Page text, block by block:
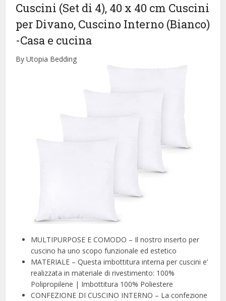
Cuscini (Set di 4), 40 x 40 cm Cuscini
per Divano, Cuscino Interno (Bianco)
-Casa e cucina
By Utopia Bedding
MULTIPURPOSE E COMODO – Il nostro inserto per
cuscino ha uno scopo funzionale ed estetico
MATERIALE – Questa imbottitura interna per cuscini e’
realizzata in materiale di rivestimento: 100%
Polipropilene | Imbottitura 100% Poliestere
CONFEZIONE DI CUSCINO INTERNO – La confezione